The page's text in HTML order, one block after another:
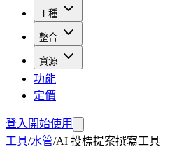
工種
整合
資源
功能
定價
登入 開始使用
工具/水管/AI 投標提案撰寫工具